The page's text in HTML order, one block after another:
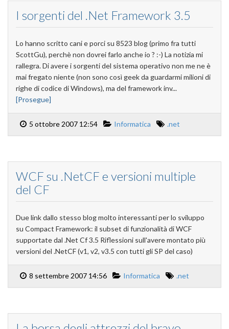
I sorgenti del .Net Framework 3.5
Lo hanno scritto cani e porci su 8523 blog (primo fra tutti
ScottGu), perchè non dovrei farlo anche io ? :-) La notizia mi
rallegra. Di avere i sorgenti del sistema operativo non me ne è
mai fregato niente (non sono così geek da guardarmi milioni di
righe di codice di Windows), ma del framework inv...
[Prosegue]
5 ottobre 2007 12:54 Informatica .net
WCF su .NetCF e versioni multiple
del CF
Due link dallo stesso blog molto interessanti per lo sviluppo
su Compact Framework: il subset di funzionalità di WCF
supportate dal .Net Cf 3.5 Riflessioni sull'avere montato più
versioni del .NetCF (v1, v2, v3.5 con tutti gli SP del caso)
8 settembre 2007 14:56 Informatica .net